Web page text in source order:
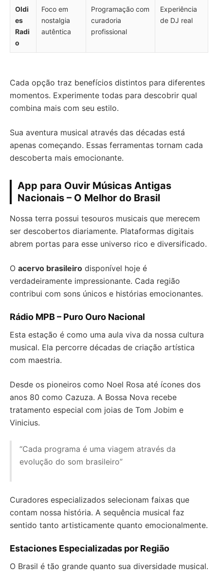
Oldi
es
Radi
o
Foco em
nostalgia
autêntica
Programação com
curadoria
profissional
Experiência
de DJ real
Cada opção traz benefícios distintos para diferentes
momentos. Experimente todas para descobrir qual
combina mais com seu estilo.
Sua aventura musical através das décadas está
apenas começando. Essas ferramentas tornam cada
descoberta mais emocionante.
App para Ouvir Músicas Antigas
Nacionais – O Melhor do Brasil
Nossa terra possui tesouros musicais que merecem
ser descobertos diariamente. Plataformas digitais
abrem portas para esse universo rico e diversificado.
O acervo brasileiro disponível hoje é
verdadeiramente impressionante. Cada região
contribui com sons únicos e histórias emocionantes.
Rádio MPB – Puro Ouro Nacional
Esta estação é como uma aula viva da nossa cultura
musical. Ela percorre décadas de criação artística
com maestria.
Desde os pioneiros como Noel Rosa até ícones dos
anos 80 como Cazuza. A Bossa Nova recebe
tratamento especial com joias de Tom Jobim e
Vinicius.
“Cada programa é uma viagem através da
evolução do som brasileiro”
Curadores especializados selecionam faixas que
contam nossa história. A sequência musical faz
sentido tanto artisticamente quanto emocionalmente.
Estaciones Especializadas por Região
O Brasil é tão grande quanto sua diversidade musical.